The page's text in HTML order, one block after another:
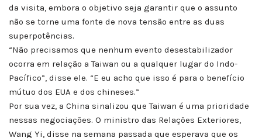
da visita, embora o objetivo seja garantir que o assunto
não se torne uma fonte de nova tensão entre as duas
superpotências.
“Não precisamos que nenhum evento desestabilizador
ocorra em relação a Taiwan ou a qualquer lugar do Indo-
Pacífico”, disse ele. “E eu acho que isso é para o benefício
mútuo dos EUA e dos chineses.”
Por sua vez, a China sinalizou que Taiwan é uma prioridade
nessas negociações. O ministro das Relações Exteriores,
Wang Yi, disse na semana passada que esperava que os